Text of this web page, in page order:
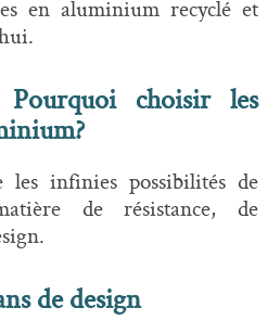
en aluminium recyclé et
choisir les
les infinies possibilités de
de résistance, de
de design